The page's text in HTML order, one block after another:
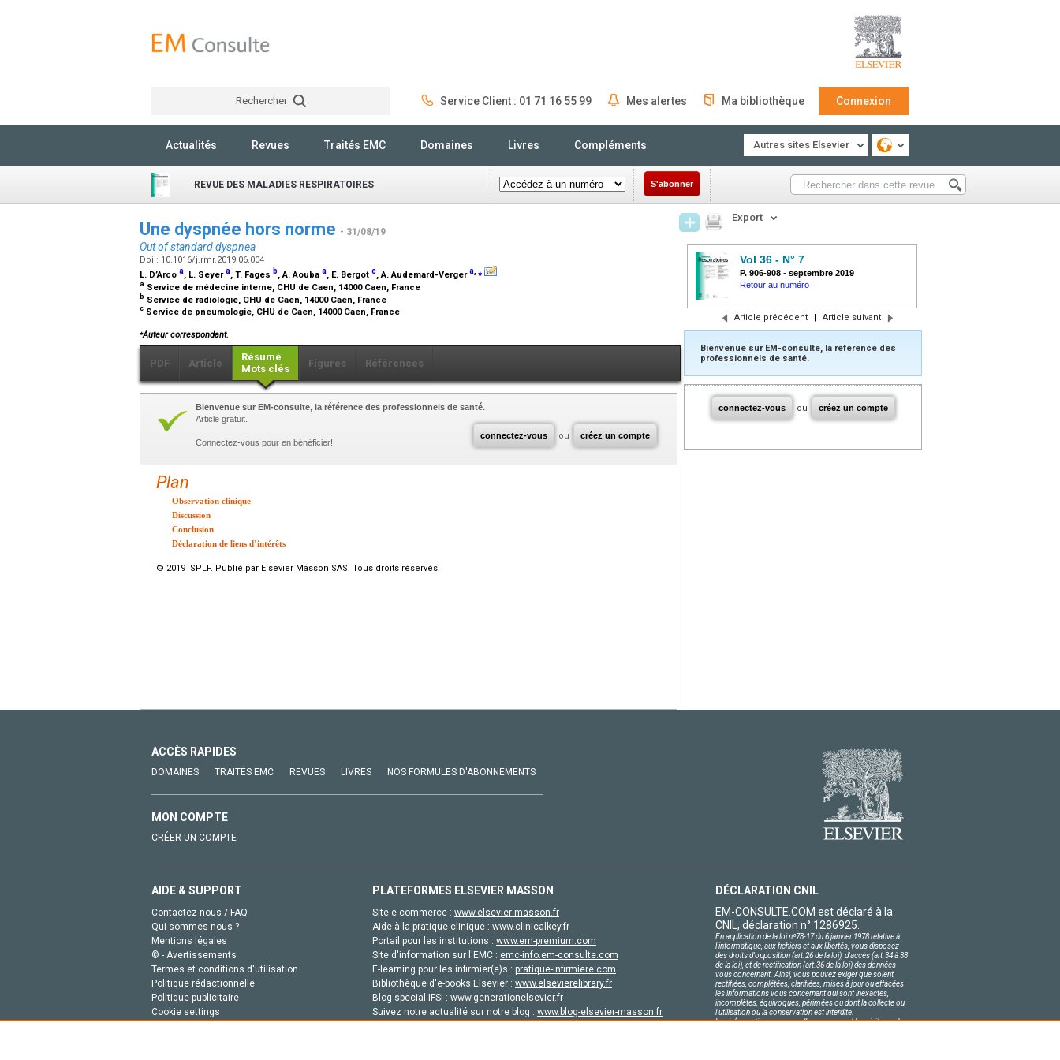
Rechercher Service Client : 01 71 16 55 99 Mes alertes Ma bibliothèque Connexion
Actualités Revues Traités EMC Domaines Livres Compléments Autres sites Elsevier
REVUE DES MALADIES RESPIRATOIRES S'abonner
Une dyspnée hors norme - 31/08/19
Out of standard dyspnea
Doi : 10.1016/j.rmr.2019.06.004
L. D’Arco a, L. Seyera, T. Fages b, A. Aouba a, E. Bergot c, A. Audemard-Vergera,⁎
a Service de médecine interne, CHU de Caen, 14000 Caen, France
b Service de radiologie, CHU de Caen, 14000 Caen, France
c Service de pneumologie, CHU de Caen, 14000 Caen, France
⁎Auteur correspondant.
PDF Article
Résumé
Mots clés
Figures Références
connectez-vous ou créez un compte
Bienvenue sur EM-consulte, la référence des professionnels de santé.
Article gratuit.
Connectez-vous pour en bénéficier!
Plan
Observation clinique
Discussion
Conclusion
Déclaration de liens d’intérêts
© 2019 SPLF. Publié par Elsevier Masson SAS. Tous droits réservés.
Export
Vol 36 - N° 7
P. 906-908 - septembre 2019
Retour au numéro
Article précédent | Article suivant
Bienvenue sur EM-consulte, la référence des
professionnels de santé.
connectez-vous ou créez un compte
ACCÈS RAPIDES
DOMAINES TRAITÉS EMC REVUES LIVRES NOS FORMULES D'ABONNEMENTS
MON COMPTE
CRÉER UN COMPTE
AIDE & SUPPORT
Contactez-nous / FAQ
Qui sommes-nous ?
Mentions légales
© - Avertissements
Termes et conditions d'utilisation
Politique rédactionnelle
Politique publicitaire
Cookie settings
PLATEFORMES ELSEVIER MASSON
Site e-commerce : www.elsevier-masson.fr
Aide à la pratique clinique : www.clinicalkey.fr
Portail pour les institutions : www.em-premium.com
Site d'information sur l'EMC : emc-info.em-consulte.com
E-learning pour les infirmier(e)s : pratique-infirmiere.com
Bibliothèque d'e-books Elsevier : www.elsevierelibrary.fr
Blog special IFSI : www.generationelsevier.fr
Suivez notre actualité sur notre blog : www.blog-elsevier-masson.fr
DÉCLARATION CNIL
EM-CONSULTE.COM est déclaré à la
CNIL, déclaration n° 1286925.
En application de la loi nº78-17 du 6 janvier 1978 relative à
l'informatique, aux fichiers et aux libertés, vous disposez
des droits d'opposition (art.26 de la loi), d'accès (art.34 à 38
de la loi), et de rectification (art.36 de la loi) des données
vous concernant. Ainsi, vous pouvez exiger que soient
rectifiées, complétées, clarifiées, mises à jour ou effacées
les informations vous concernant qui sont inexactes,
incomplètes, équivoques, périmées ou dont la collecte ou
l'utilisation ou la conservation est interdite.
Les informations personnelles concernant les visiteurs de